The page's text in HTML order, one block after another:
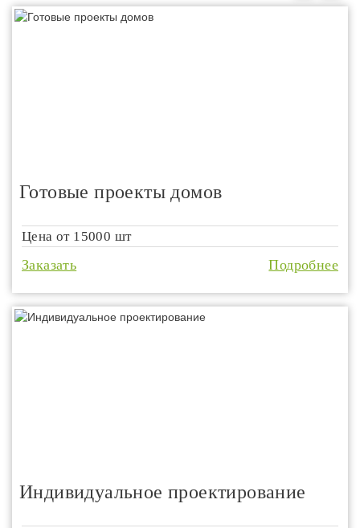
Готовые проекты домов
Цена от 15000 шт
Заказать Подробнее
Индивидуальное проектирование